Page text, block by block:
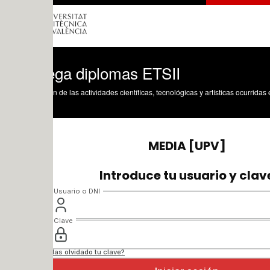
diplomas ETSII
de las actividades científicas, tecnológicas y artísticas ocurridas en los tres